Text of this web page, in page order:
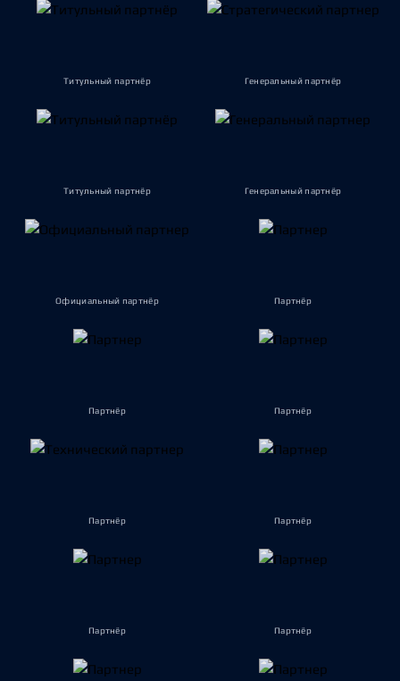
Титульный партнёр Генеральный партнёр
Титульный партнёр Генеральный партнёр
Официальный партнёр Партнёр
Партнёр Партнёр
Партнёр Партнёр
Партнёр Партнёр